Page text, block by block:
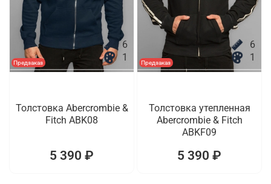
Предзаказ
6
1
Толстовка Abercrombie &
Fitch ABK08
5 390 ₽
Предзаказ
6
1
Толстовка утепленная
Abercrombie & Fitch
ABKF09
5 390 ₽